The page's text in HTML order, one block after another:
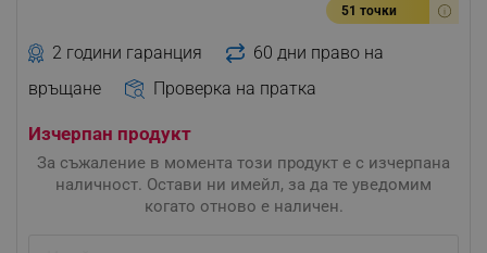
51 точки
2 години гаранция
60 дни право на
връщане
Проверка на пратка
Изчерпан продукт
За съжаление в момента този продукт е с изчерпана
наличност. Остави ни имейл, за да те уведомим
когато отново е наличен.